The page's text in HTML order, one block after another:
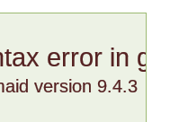
error in
version 9.4.3